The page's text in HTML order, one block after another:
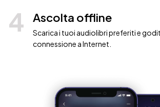
4 Ascolta offline
Scarica i tuoi audiolibri preferiti e
connessione a Internet.